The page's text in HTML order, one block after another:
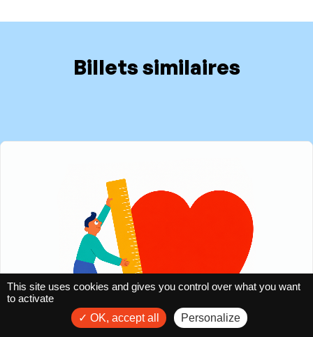
Billets similaires
This site uses cookies and gives you control over what you want
to activate
OK, accept all
Personalize